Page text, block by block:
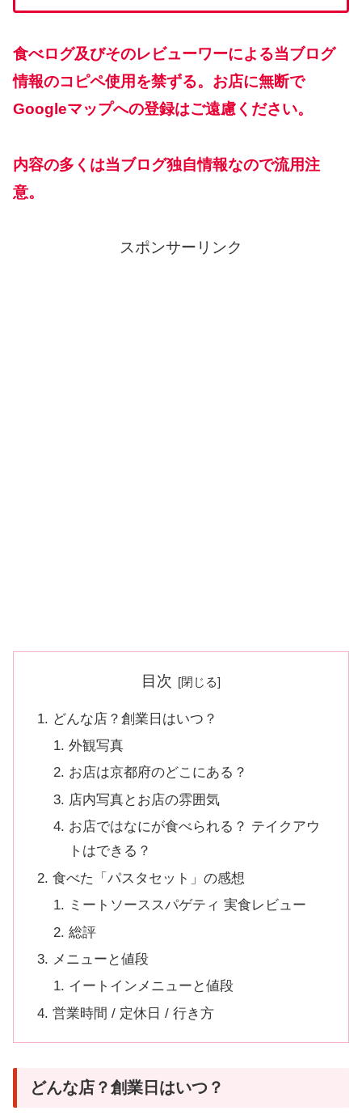
食べログ及びそのレビューワーによる当ブログ
情報のコピペ使用を禁ずる。お店に無断で
Googleマップへの登録はご遠慮ください。
内容の多くは当ブログ独自情報なので流用注
意。
スポンサーリンク
目次
どんな店？創業日はいつ？
外観写真
お店は京都府のどこにある？
店内写真とお店の雰囲気
お店ではなにが食べられる？ テイクアウ
トはできる？
食べた「パスタセット」の感想
ミートソーススパゲティ 実食レビュー
総評
メニューと値段
イートインメニューと値段
営業時間 / 定休日 / 行き方
どんな店？創業日はいつ？